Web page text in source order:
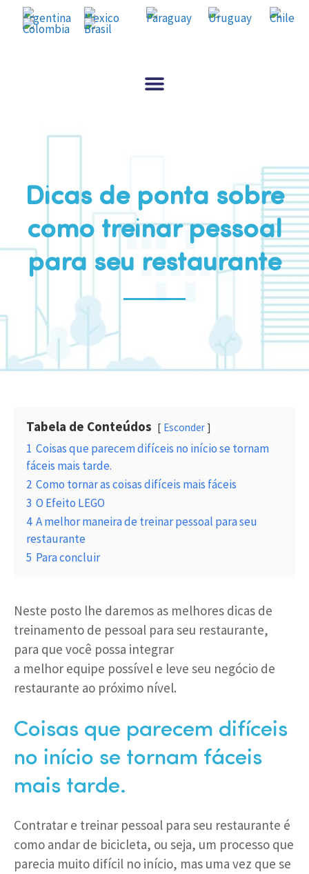
Dicas de ponta sobre
como treinar pessoal
para seu restaurante
Tabela de Conteúdos Esconder
1 Coisas que parecem difíceis no início se tornam
fáceis mais tarde.
2 Como tornar as coisas difíceis mais fáceis
3 O Efeito LEGO
4 A melhor maneira de treinar pessoal para seu
restaurante
5 Para concluir
Neste posto lhe daremos as melhores dicas de
treinamento de pessoal para seu restaurante,
para que você possa integrar
a melhor equipe possível e leve seu negócio de
restaurante ao próximo nível.
Coisas que parecem difíceis
no início se tornam fáceis
mais tarde.
Contratar e treinar pessoal para seu restaurante é
como andar de bicicleta, ou seja, um processo que
parecia muito difícil no início, mas uma vez que se